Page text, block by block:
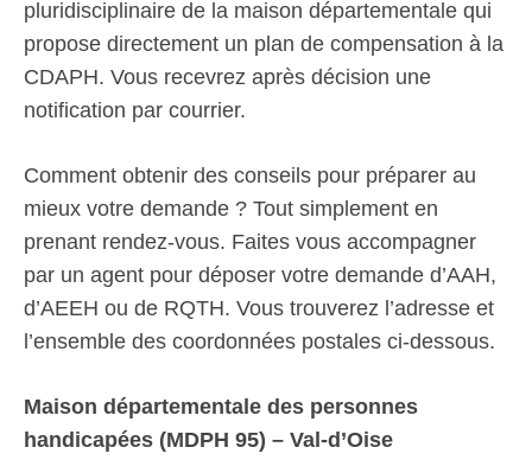
pluridisciplinaire de la maison départementale qui
propose directement un plan de compensation à la
CDAPH. Vous recevrez après décision une
notification par courrier.
Comment obtenir des conseils pour préparer au
mieux votre demande ? Tout simplement en
prenant rendez-vous. Faites vous accompagner
par un agent pour déposer votre demande d’AAH,
d’AEEH ou de RQTH. Vous trouverez l’adresse et
l’ensemble des coordonnées postales ci-dessous.
Maison départementale des personnes
handicapées (MDPH 95) – Val-d’Oise